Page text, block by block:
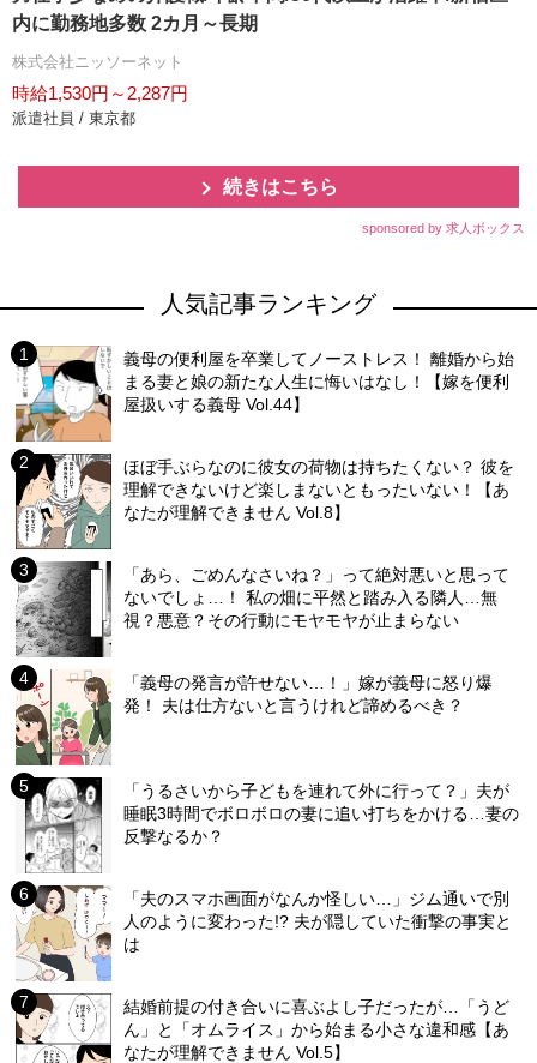
内に勤務地多数 2カ月～長期
株式会社ニッソーネット
時給1,530円～2,287円
派遣社員 / 東京都
続きはこちら
sponsored by 求人ボックス
人気記事ランキング
義母の便利屋を卒業してノーストレス！ 離婚から始
まる妻と娘の新たな人生に悔いはなし！【嫁を便利
屋扱いする義母 Vol.44】
ほぼ手ぶらなのに彼女の荷物は持ちたくない？ 彼を
理解できないけど楽しまないともったいない！【あ
なたが理解できません Vol.8】
「あら、ごめんなさいね？」って絶対悪いと思って
ないでしょ…！ 私の畑に平然と踏み入る隣人…無
視？悪意？その行動にモヤモヤが止まらない
「義母の発言が許せない…！」嫁が義母に怒り爆
発！ 夫は仕方ないと言うけれど諦めるべき？
「うるさいから子どもを連れて外に行って？」夫が
睡眠3時間でボロボロの妻に追い打ちをかける…妻の
反撃なるか？
「夫のスマホ画面がなんか怪しい…」ジム通いで別
人のように変わった!? 夫が隠していた衝撃の事実と
は
結婚前提の付き合いに喜ぶよし子だったが…「うど
ん」と「オムライス」から始まる小さな違和感【あ
なたが理解できません Vol.5】